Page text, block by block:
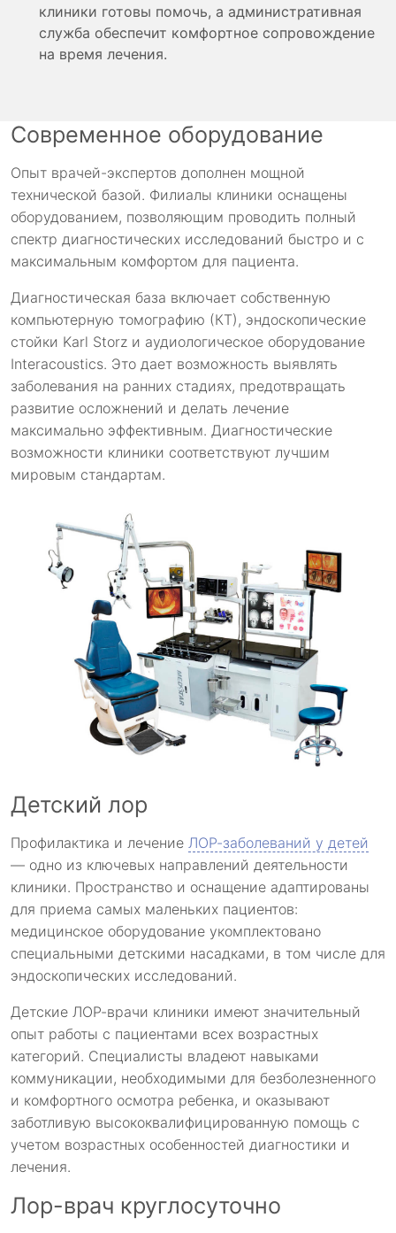
клиники готовы помочь, а административная
служба обеспечит комфортное сопровождение
на время лечения.
Современное оборудование
Опыт врачей-экспертов дополнен мощной
технической базой. Филиалы клиники оснащены
оборудованием, позволяющим проводить полный
спектр диагностических исследований быстро и с
максимальным комфортом для пациента.
Диагностическая база включает собственную
компьютерную томографию (КТ), эндоскопические
стойки Karl Storz и аудиологическое оборудование
Interacoustics. Это дает возможность выявлять
заболевания на ранних стадиях, предотвращать
развитие осложнений и делать лечение
максимально эффективным. Диагностические
возможности клиники соответствуют лучшим
мировым стандартам.
Детский лор
Профилактика и лечение ЛОР-заболеваний у детей
— одно из ключевых направлений деятельности
клиники. Пространство и оснащение адаптированы
для приема самых маленьких пациентов:
медицинское оборудование укомплектовано
специальными детскими насадками, в том числе для
эндоскопических исследований.
Детские ЛОР-врачи клиники имеют значительный
опыт работы с пациентами всех возрастных
категорий. Специалисты владеют навыками
коммуникации, необходимыми для безболезненного
и комфортного осмотра ребенка, и оказывают
заботливую высококвалифицированную помощь с
учетом возрастных особенностей диагностики и
лечения.
Лор-врач круглосуточно